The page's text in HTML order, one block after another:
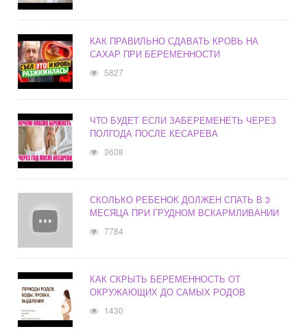
КАК ПРАВИЛЬНО СДАВАТЬ КРОВЬ НА
САХАР ПРИ БЕРЕМЕННОСТИ
5827
ЧТО БУДЕТ ЕСЛИ ЗАБЕРЕМЕНЕТЬ ЧЕРЕЗ
ПОЛГОДА ПОСЛЕ КЕСАРЕВА
3608
СКОЛЬКО РЕБЕНОК ДОЛЖЕН СПАТЬ В 3
МЕСЯЦА ПРИ ГРУДНОМ ВСКАРМЛИВАНИИ
7784
КАК СКРЫТЬ БЕРЕМЕННОСТЬ ОТ
ОКРУЖАЮЩИХ ДО САМЫХ РОДОВ
1430